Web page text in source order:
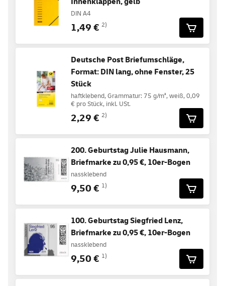
DIN A4
1,49 € 2)
Deutsche Post Briefumschläge,
Format: DIN lang, ohne Fenster, 25
Stück
haftklebend, Grammatur: 75 g/m², weiß, 0,09
€ pro Stück, inkl. USt.
2,29 € 2)
200. Geburtstag Julie Hausmann,
Briefmarke zu 0,95 €, 10er-Bogen
nassklebend
9,50 € 1)
100. Geburtstag Siegfried Lenz,
Briefmarke zu 0,95 €, 10er-Bogen
nassklebend
9,50 € 1)